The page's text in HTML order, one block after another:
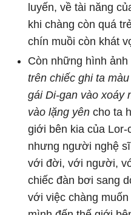
luyến, về tài năng
khi chàng còn quá
chín muồi còn khát
Còn những hình ảnh
trên chiếc ghi ta
gái Di-gan vào xoáy
vào lặng yên cho ta
giới bên kia của Lor-
nhưng người nghệ
với đời, với người,
chiếc đàn bơi sang
với việc chàng